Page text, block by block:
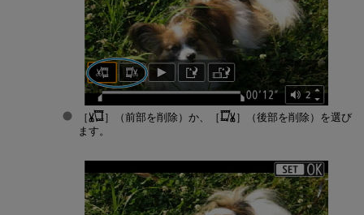
［ ］（前部を削除 ）か、［ ］（後部を削除 ）を選び
ます。